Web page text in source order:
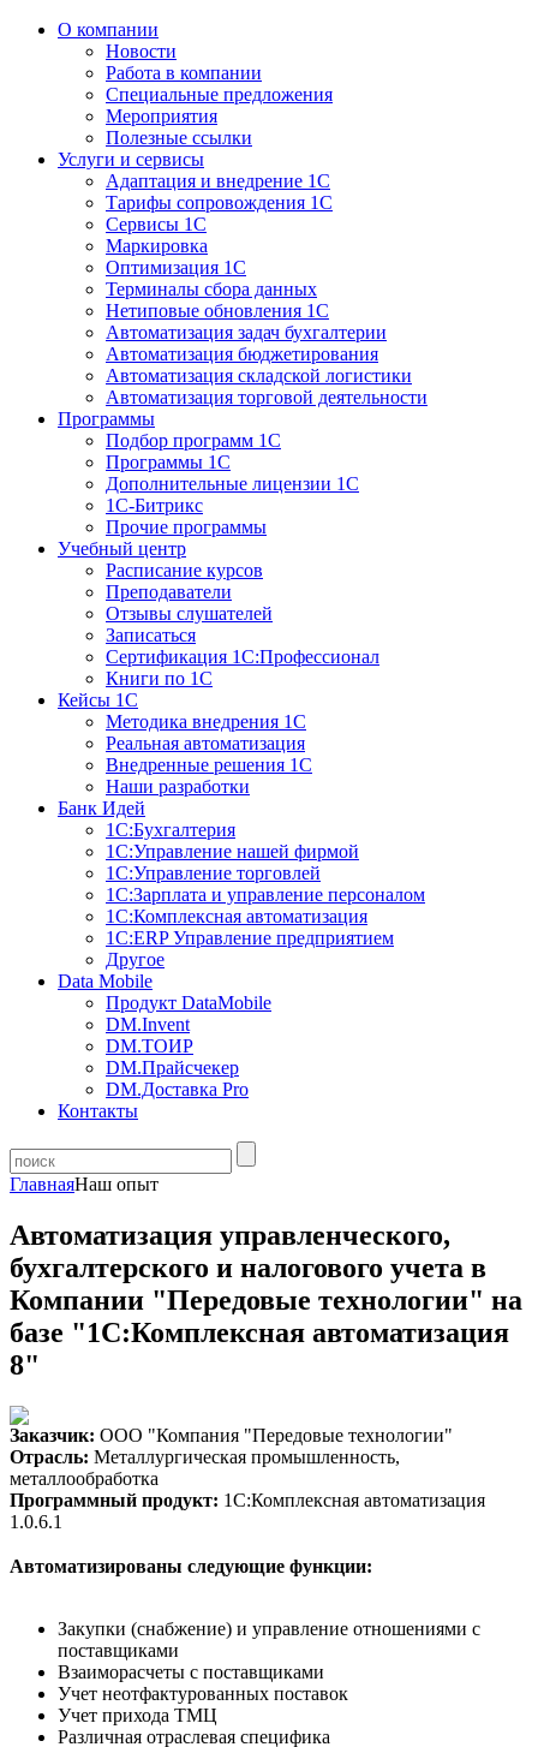
О компании
Новости
Работа в компании
Специальные предложения
Мероприятия
Полезные ссылки
Услуги и сервисы
Адаптация и внедрение 1С
Тарифы сопровождения 1С
Сервисы 1С
Маркировка
Оптимизация 1С
Терминалы сбора данных
Нетиповые обновления 1С
Автоматизация задач бухгалтерии
Автоматизация бюджетирования
Автоматизация складской логистики
Автоматизация торговой деятельности
Программы
Подбор программ 1С
Программы 1С
Дополнительные лицензии 1С
1С-Битрикс
Прочие программы
Учебный центр
Расписание курсов
Преподаватели
Отзывы слушателей
Записаться
Сертификация 1С:Профессионал
Книги по 1С
Кейсы 1С
Методика внедрения 1С
Реальная автоматизация
Внедренные решения 1С
Наши разработки
Банк Идей
1С:Бухгалтерия
1С:Управление нашей фирмой
1С:Управление торговлей
1С:Зарплата и управление персоналом
1С:Комплексная автоматизация
1С:ERP Управление предприятием
Другое
Data Mobile
Продукт DataMobile
DM.Invent
DM.ТОИР
DM.Прайсчекер
DM.Доставка Pro
Контакты
ГлавнаяНаш опыт
Автоматизация управленческого,
бухгалтерского и налогового учета в
Компании "Передовые технологии" на
базе "1С:Комплексная автоматизация
8"
Заказчик: ООО "Компания "Передовые технологии"
Отрасль: Металлургическая промышленность,
металлообработка
Программный продукт: 1С:Комплексная автоматизация
1.0.6.1
Автоматизированы следующие функции:
Закупки (снабжение) и управление отношениями с
поставщиками
Взаиморасчеты с поставщиками
Учет неотфактурованных поставок
Учет прихода ТМЦ
Различная отраслевая специфика